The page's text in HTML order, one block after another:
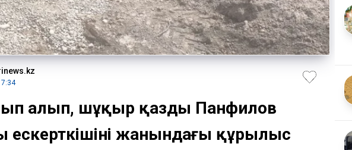
алып, шұңқыр қазды Панфилов
ескерткішінің жанындағы құрылыс